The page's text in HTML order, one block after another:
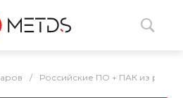
/ Российские ПО + ПАК из